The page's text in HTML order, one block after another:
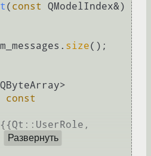
( const
QModelIndex&)
m_messages. size();
const
Развернуть